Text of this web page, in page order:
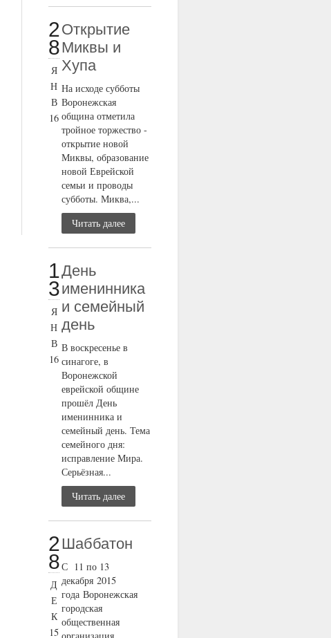
2
8
Я
Н
В
16
Открытие
Миквы и
Хупа
На исходе субботы
Воронежская
община отметила
тройное торжество -
открытие новой
Миквы, образование
новой Еврейской
семьи и проводы
субботы. Миква,...
Читать далее
1
3
Я
Н
В
16
День
именинника
и семейный
день
В воскресенье в
синагоге, в
Воронежской
еврейской общине
прошёл День
именинника и
семейный день. Тема
семейного дня:
исправление Мира.
Серьёзная...
Читать далее
2
8
Д
Е
К
15
Шаббатон
С 11 по 13
декабря 2015
года Воронежская
городская
общественная